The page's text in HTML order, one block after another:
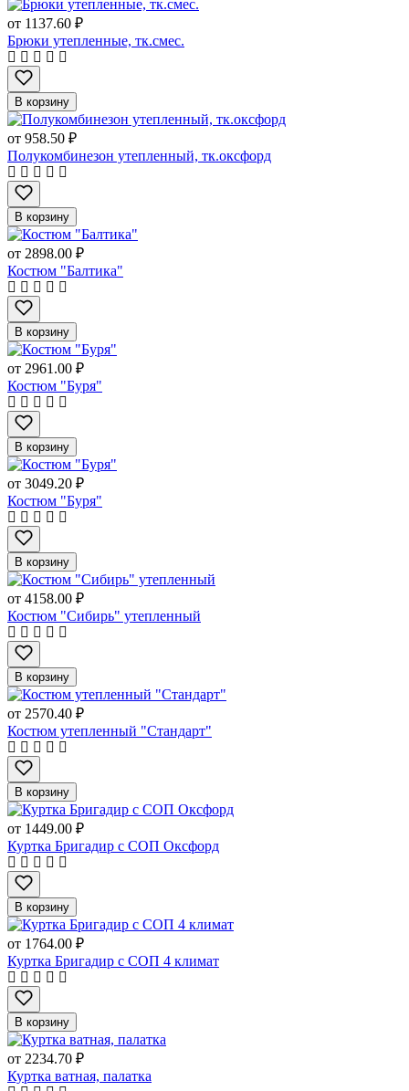
от 1137.60 ₽
Брюки утепленные, тк.смес.
В корзину
от 958.50 ₽
Полукомбинезон утепленный, тк.оксфорд
В корзину
от 2898.00 ₽
Костюм "Балтика"
В корзину
от 2961.00 ₽
Костюм "Буря"
В корзину
от 3049.20 ₽
Костюм "Буря"
В корзину
от 4158.00 ₽
Костюм "Сибирь" утепленный
В корзину
от 2570.40 ₽
Костюм утепленный "Стандарт"
В корзину
от 1449.00 ₽
Куртка Бригадир с СОП Оксфорд
В корзину
от 1764.00 ₽
Куртка Бригадир с СОП 4 климат
В корзину
от 2234.70 ₽
Куртка ватная, палатка